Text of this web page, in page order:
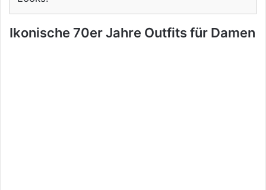
Ikonische 70er Jahre Outfits für Damen